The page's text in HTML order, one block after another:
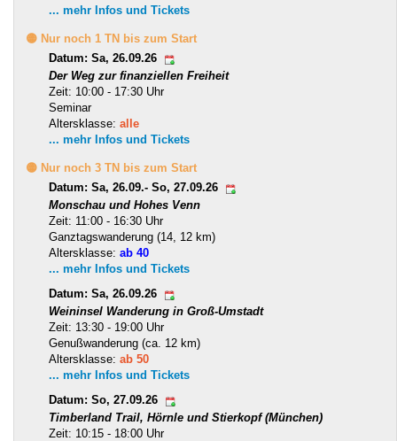
... mehr Infos und Tickets
🟡 Nur noch 1 TN bis zum Start
Datum: Sa, 26.09.26
Der Weg zur finanziellen Freiheit
Zeit: 10:00 - 17:30 Uhr
Seminar
Altersklasse: alle
... mehr Infos und Tickets
🟡 Nur noch 3 TN bis zum Start
Datum: Sa, 26.09.- So, 27.09.26
Monschau und Hohes Venn
Zeit: 11:00 - 16:30 Uhr
Ganztagswanderung (14, 12 km)
Altersklasse: ab 40
... mehr Infos und Tickets
Datum: Sa, 26.09.26
Weininsel Wanderung in Groß-Umstadt
Zeit: 13:30 - 19:00 Uhr
Genußwanderung (ca. 12 km)
Altersklasse: ab 50
... mehr Infos und Tickets
Datum: So, 27.09.26
Timberland Trail, Hörnle und Stierkopf (München)
Zeit: 10:15 - 18:00 Uhr